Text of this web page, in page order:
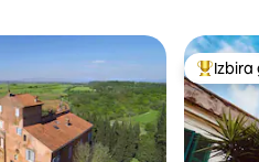
Najbolj
Izbira